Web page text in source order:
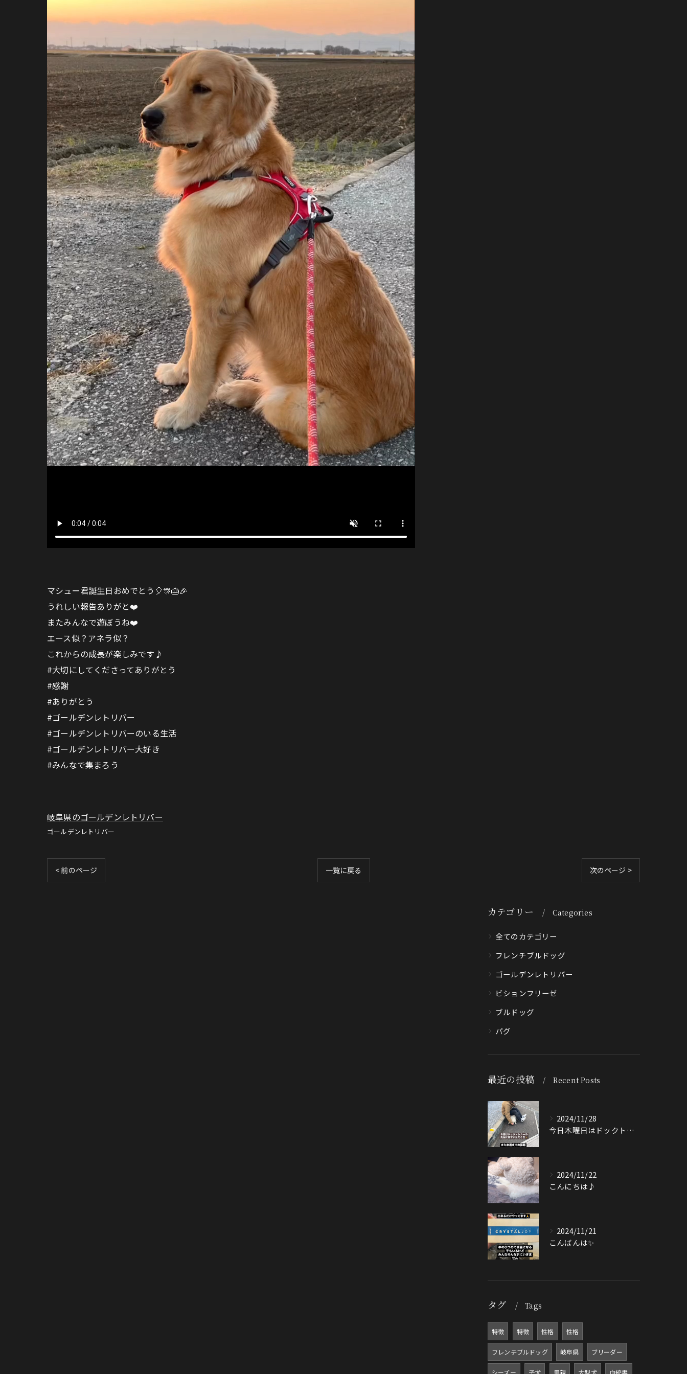
マシュー君誕生日おめでとう🎈🎊🎂🎉
うれしい報告ありがと❤️
またみんなで遊ぼうね❤️
エース似？アネラ似？
これからの成長が楽しみです♪
#大切にしてくださってありがとう
#感謝
#ありがとう
#ゴールデンレトリバー
#ゴールデンレトリバーのいる生活
#ゴールデンレトリバー大好き
#みんなで集まろう
岐阜県のゴールデンレトリバー
ゴールデンレトリバー
< 前のページ 一覧に戻る 次のページ >
カテゴリー Categories
全てのカテゴリー
フレンチブルドッグ
ゴールデンレトリバー
ビションフリーゼ
ブルドッグ
パグ
最近の投稿 Recent Posts
2024/11/28
今日木曜日はドックトレーナーの先生が来てくださる日🐶
2024/11/22
こんにちは♪
2024/11/21
こんばんは✨
タグ Tags
特徴 特徴 性格 性格
フレンチブルドッグ 岐阜県 ブリーダー
シーズー 子犬 里親 大型犬 血統書